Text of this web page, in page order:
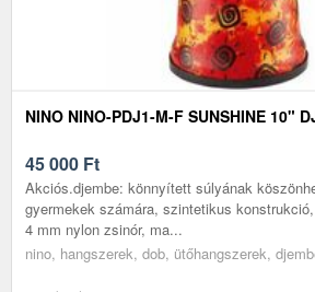
NINO NINO-PDJ1-M-F SUNSHINE 10"
45 000 Ft
Akciós.djembe: könnyített súlyának
gyermekek számára, szintetikus
4 mm nylon zsinór, ma...
nino, hangszerek, dob, ütőhangszerek,